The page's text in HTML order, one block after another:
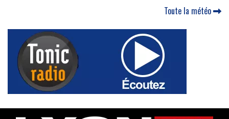
Toute la météo